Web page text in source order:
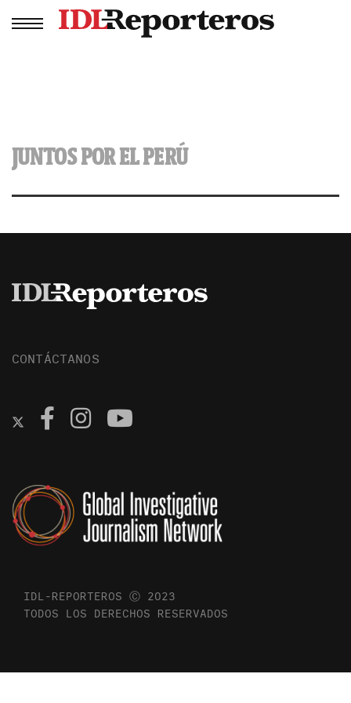
JUNTOS POR EL PERÚ
CONTÁCTANOS
IDL-REPORTEROS Ⓒ 2023
TODOS LOS DERECHOS RESERVADOS